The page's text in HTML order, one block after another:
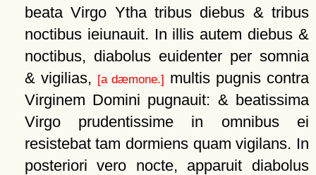
beata Virgo Ytha tribus diebus & tribus
noctibus ieiunauit. In illis autem diebus &
noctibus, diabolus euidenter per somnia
& vigilias, [a dæmone.] multis pugnis contra
Virginem Domini pugnauit: & beatissima
Virgo prudentissime in omnibus ei
resistebat tam dormiens quam vigilans. In
posteriori vero nocte, apparuit diabolus